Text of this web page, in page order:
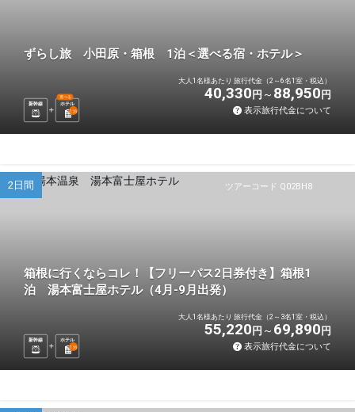
ずらし旅 小田原・箱根 1泊＜選べる宿・ホテル＞
新幹線 ホテル
選べる
1 泊
大人1名様あたり 旅行代金（2～6名1室・税込）
40,330 円 88,950 円
表示旅行代金について
ツアーコード Q02BH8
2日間
箱根に行くならコレ！【フリーパス2日券付き】箱根1
泊 湯本富士屋ホテル（4月-9月出発）
新幹線
ホテル
1 泊
大人1名様あたり 旅行代金（2～3名1室・税込）
55,220 円 69,890 円
表示旅行代金について